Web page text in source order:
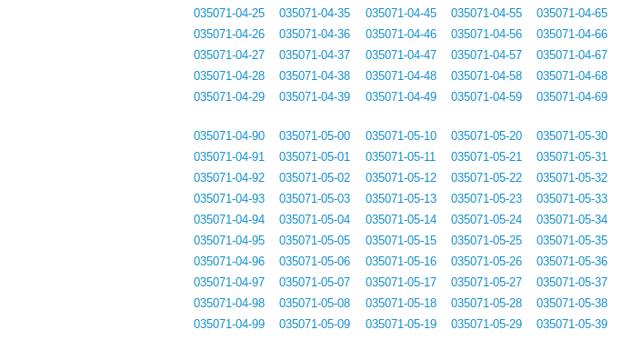
035071-04-25
035071-04-26
035071-04-27
035071-04-28
035071-04-29
035071-04-35
035071-04-36
035071-04-37
035071-04-38
035071-04-39
035071-04-45
035071-04-46
035071-04-47
035071-04-48
035071-04-49
035071-04-55
035071-04-56
035071-04-57
035071-04-58
035071-04-59
035071-04-65
035071-04-66
035071-04-67
035071-04-68
035071-04-69
035071-04-90
035071-04-91
035071-04-92
035071-04-93
035071-04-94
035071-04-95
035071-04-96
035071-04-97
035071-04-98
035071-04-99
035071-05-00
035071-05-01
035071-05-02
035071-05-03
035071-05-04
035071-05-05
035071-05-06
035071-05-07
035071-05-08
035071-05-09
035071-05-10
035071-05-11
035071-05-12
035071-05-13
035071-05-14
035071-05-15
035071-05-16
035071-05-17
035071-05-18
035071-05-19
035071-05-20
035071-05-21
035071-05-22
035071-05-23
035071-05-24
035071-05-25
035071-05-26
035071-05-27
035071-05-28
035071-05-29
035071-05-30
035071-05-31
035071-05-32
035071-05-33
035071-05-34
035071-05-35
035071-05-36
035071-05-37
035071-05-38
035071-05-39